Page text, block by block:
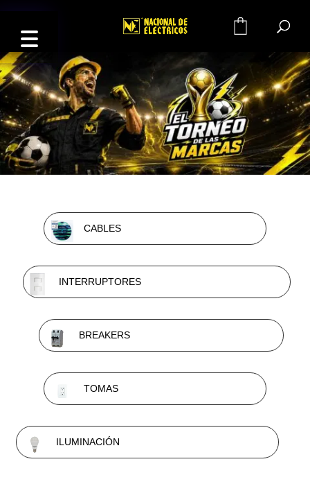
CABLES
INTERRUPTORES
BREAKERS
TOMAS
ILUMINACIÓN